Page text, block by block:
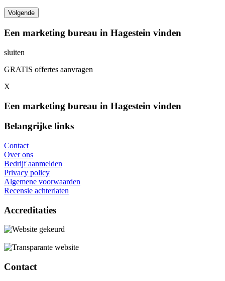
Een marketing bureau in Hagestein vinden
sluiten
GRATIS offertes aanvragen
X
Een marketing bureau in Hagestein vinden
Belangrijke links
Contact
Over ons
Bedrijf aanmelden
Privacy policy
Algemene voorwaarden
Recensie achterlaten
Accreditaties
Contact